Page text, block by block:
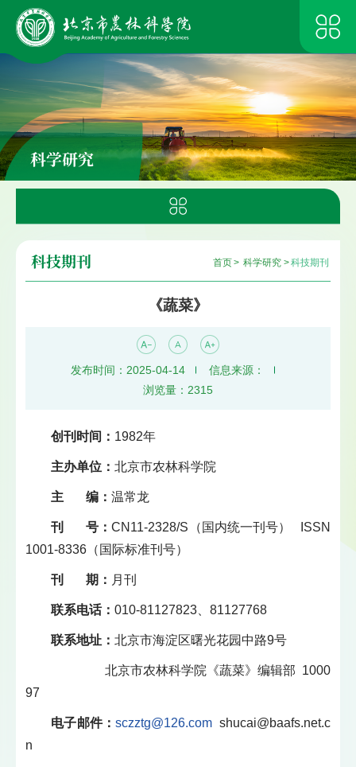
科学研究
首页> 科学研究 >科技期刊
科技期刊
《蔬菜》
发布时间：2025-04-14
信息来源：
浏览量： 2315
创刊时间： 1982年
主办单位： 北京市农林科学院
主 编： 温常龙
刊 号：CN11-2328/S（国内统一刊号） ISSN
1001-8336（国际标准刊号）
刊 期： 月刊
联系电话： 010-81127823、81127768
联系地址： 北京市海淀区曙光花园中路9号
北京市农林科学院《蔬菜》编辑部 1000
97
电子邮件：sczztg@126.com shucai@baafs.net.c
n